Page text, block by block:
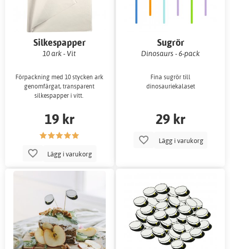
Silkespapper
10 ark - Vit
Förpackning med 10 stycken ark
genomfärgat, transparent
silkespapper i vitt.
19 kr
Lägg i varukorg
Sugrör
Dinosaurs - 6-pack
Fina sugrör till
dinosauriekalaset
29 kr
Lägg i varukorg